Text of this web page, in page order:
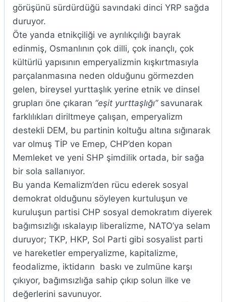
görüşünü sürdürdüğü savındaki dinci YRP sağda
duruyor.
Öte yanda etnikçiliği ve ayrılıkçılığı bayrak
edinmiş, Osmanlının çok dilli, çok inançlı, çok
kültürlü yapısının emperyalizmin kışkırtmasıyla
parçalanmasına neden olduğunu görmezden
gelen, bireysel yurttaşlık yerine etnik ve dinsel
grupları öne çıkaran “eşit yurttaşlığı”savunarak
farklılıkları diriltmeye çalışan, emperyalizm
destekli DEM, bu partinin koltuğu altına sığınarak
var olmuş TİP ve Emep, CHP’den kopan
Memleket ve yeni SHP şimdilik ortada, bir sağa
bir sola sallanıyor.
Bu yanda Kemalizm’den rücu ederek sosyal
demokrat olduğunu söyleyen kurtuluşun ve
kuruluşun partisi CHP sosyal demokratım diyerek
bağımsızlığı ıskalayıp liberalizme, NATO’ya selam
duruyor; TKP, HKP, Sol Parti gibi sosyalist parti
ve hareketler emperyalizme, kapitalizme,
feodalizme, iktidarın baskı ve zulmüne karşı
çıkıyor, bağımsızlığa sahip çıkıp solun ilke ve
değerlerini savunuyor.